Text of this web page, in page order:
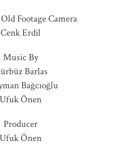
Footage Camera
Cenk Erdil
Music By
Barlas
Bağcıoğlu
Ufuk Önen
Producer
Ufuk Önen